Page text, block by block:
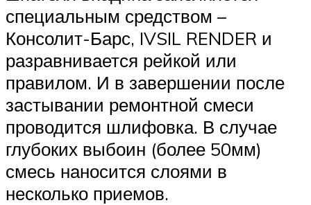
специальным средством –
Консолит-Барс, IVSIL RENDER и
разравнивается рейкой или
правилом. И в завершении после
застывании ремонтной смеси
проводится шлифовка. В случае
глубоких выбоин (более 50мм)
смесь наносится слоями в
несколько приемов.